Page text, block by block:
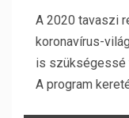
A 2020 tavaszi
koronavírus-
is szükségessé
A program